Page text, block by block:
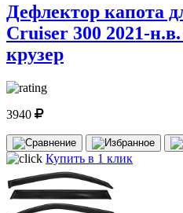
Дефлектор капота
Cruiser 300 2021-
крузер
3940
Купить в 1 клик